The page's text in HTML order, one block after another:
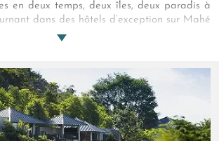
en deux temps, deux îles, deux paradis à
dans des hôtels d’exception sur Mahé
d’excellents services et d’activités